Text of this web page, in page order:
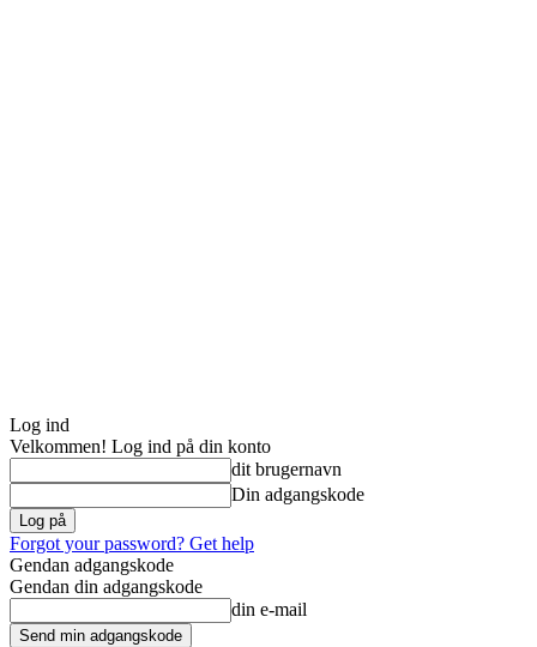
Log ind
Velkommen! Log ind på din konto
dit brugernavn
Din adgangskode
Forgot your password? Get help
Gendan adgangskode
Gendan din adgangskode
din e-mail